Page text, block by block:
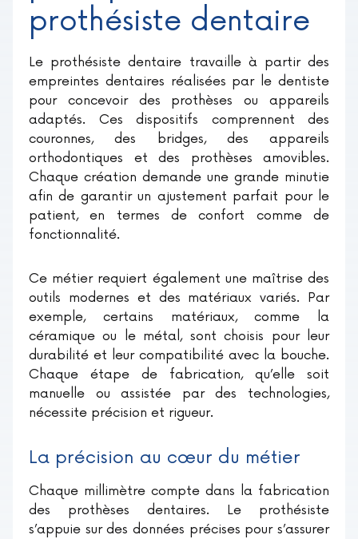
prothésiste dentaire
Le prothésiste dentaire travaille à partir des
empreintes dentaires réalisées par le dentiste
pour concevoir des prothèses ou appareils
adaptés. Ces dispositifs comprennent des
couronnes, des bridges, des appareils
orthodontiques et des prothèses amovibles.
Chaque création demande une grande minutie
afin de garantir un ajustement parfait pour le
patient, en termes de confort comme de
fonctionnalité.
Ce métier requiert également une maîtrise des
outils modernes et des matériaux variés. Par
exemple, certains matériaux, comme la
céramique ou le métal, sont choisis pour leur
durabilité et leur compatibilité avec la bouche.
Chaque étape de fabrication, qu’elle soit
manuelle ou assistée par des technologies,
nécessite précision et rigueur.
La précision au cœur du métier
Chaque millimètre compte dans la fabrication
des prothèses dentaires. Le prothésiste
s’appuie sur des données précises pour s’assurer